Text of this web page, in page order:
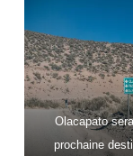
Olacapato
prochaine